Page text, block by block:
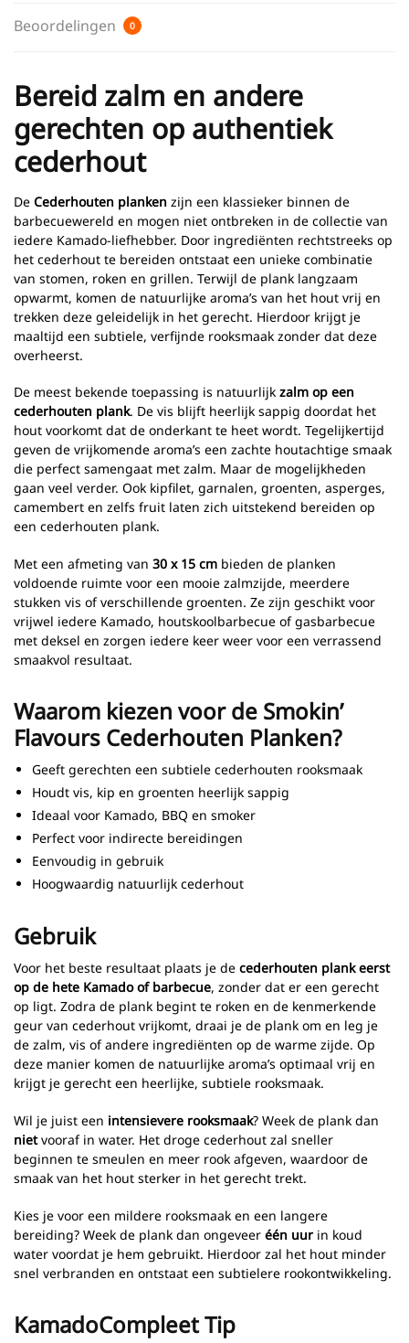
Beoordelingen 0
Bereid zalm en andere
gerechten op authentiek
cederhout
De Cederhouten planken zijn een klassieker binnen de
barbecuewereld en mogen niet ontbreken in de collectie van
iedere Kamado-liefhebber. Door ingrediënten rechtstreeks op
het cederhout te bereiden ontstaat een unieke combinatie
van stomen, roken en grillen. Terwijl de plank langzaam
opwarmt, komen de natuurlijke aroma’s van het hout vrij en
trekken deze geleidelijk in het gerecht. Hierdoor krijgt je
maaltijd een subtiele, verfijnde rooksmaak zonder dat deze
overheerst.
De meest bekende toepassing is natuurlijk zalm op een
cederhouten plank. De vis blijft heerlijk sappig doordat het
hout voorkomt dat de onderkant te heet wordt. Tegelijkertijd
geven de vrijkomende aroma’s een zachte houtachtige smaak
die perfect samengaat met zalm. Maar de mogelijkheden
gaan veel verder. Ook kipfilet, garnalen, groenten, asperges,
camembert en zelfs fruit laten zich uitstekend bereiden op
een cederhouten plank.
Met een afmeting van 30 x 15 cm bieden de planken
voldoende ruimte voor een mooie zalmzijde, meerdere
stukken vis of verschillende groenten. Ze zijn geschikt voor
vrijwel iedere Kamado, houtskoolbarbecue of gasbarbecue
met deksel en zorgen iedere keer weer voor een verrassend
smaakvol resultaat.
Waarom kiezen voor de Smokin’
Flavours Cederhouten Planken?
Geeft gerechten een subtiele cederhouten rooksmaak
Houdt vis, kip en groenten heerlijk sappig
Ideaal voor Kamado, BBQ en smoker
Perfect voor indirecte bereidingen
Eenvoudig in gebruik
Hoogwaardig natuurlijk cederhout
Gebruik
Voor het beste resultaat plaats je de cederhouten plank eerst
op de hete Kamado of barbecue, zonder dat er een gerecht
op ligt. Zodra de plank begint te roken en de kenmerkende
geur van cederhout vrijkomt, draai je de plank om en leg je
de zalm, vis of andere ingrediënten op de warme zijde. Op
deze manier komen de natuurlijke aroma’s optimaal vrij en
krijgt je gerecht een heerlijke, subtiele rooksmaak.
Wil je juist een intensievere rooksmaak? Week de plank dan
nietvooraf in water. Het droge cederhout zal sneller
beginnen te smeulen en meer rook afgeven, waardoor de
smaak van het hout sterker in het gerecht trekt.
Kies je voor een mildere rooksmaak en een langere
bereiding? Week de plank dan ongeveer één uur in koud
water voordat je hem gebruikt. Hierdoor zal het hout minder
snel verbranden en ontstaat een subtielere rookontwikkeling.
KamadoCompleet Tip